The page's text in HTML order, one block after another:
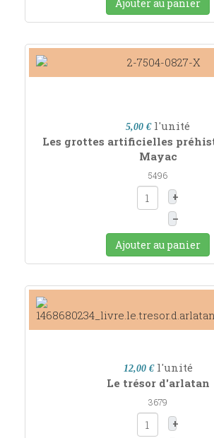
Ajouter au panier
5,00 € l'unité
Les grottes artificielles
Mayac
5496
+
–
Ajouter au panier
12,00 € l'unité
Le trésor d'arlatan
3679
+